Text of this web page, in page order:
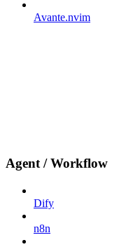
Avante.nvim
Agent / Workflow
Dify
n8n